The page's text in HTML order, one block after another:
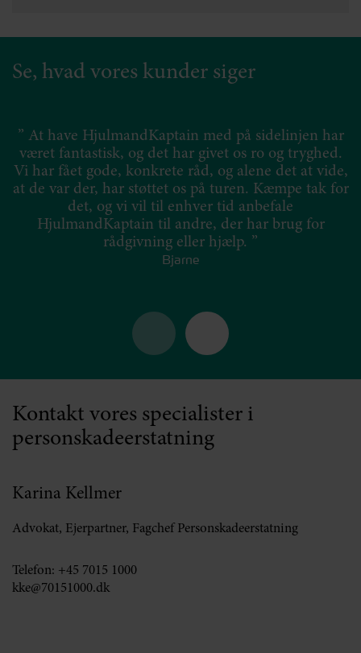
Se, hvad vores kunder siger
” At have HjulmandKaptain med på sidelinjen har
været fantastisk, og det har givet os ro og tryghed.
Vi har fået gode, konkrete råd, og alene det at vide,
at de var der, har støttet os på turen. Kæmpe tak for
det, og vi vil til enhver tid anbefale
HjulmandKaptain til andre, der har brug for
rådgivning eller hjælp. ”
Bjarne
Kontakt vores specialister i
personskadeerstatning
Karina Kellmer
Advokat, Ejerpartner, Fagchef Personskadeerstatning
Telefon: +45 7015 1000
kke@70151000.dk